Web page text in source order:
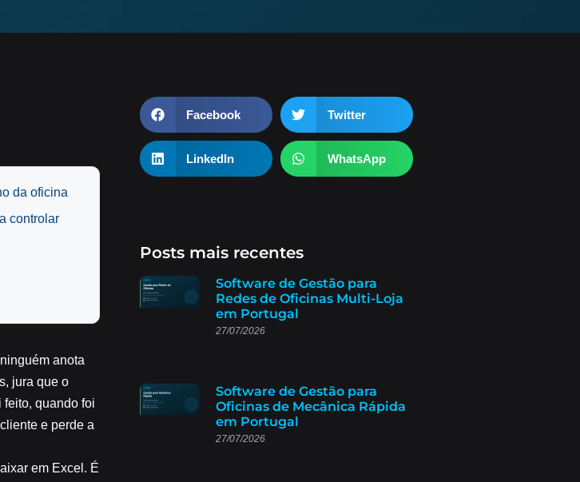
da oficina
controlar
anota
jura que o
feito, quando foi
e perde a
em Excel. É
Facebook Twitter
LinkedIn WhatsApp
Posts mais recentes
Software de Gestão para
Redes de Oficinas Multi-Loja
em Portugal
27/07/2026
Software de Gestão para
Oficinas de Mecânica Rápida
em Portugal
27/07/2026